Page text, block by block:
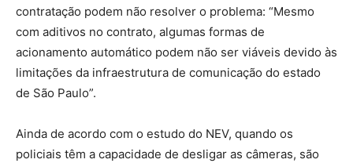
contratação podem não resolver o problema: “Mesmo
com aditivos no contrato, algumas formas de
acionamento automático podem não ser viáveis devido às
limitações da infraestrutura de comunicação do estado
de São Paulo”.
Ainda de acordo com o estudo do NEV, quando os
policiais têm a capacidade de desligar as câmeras, são